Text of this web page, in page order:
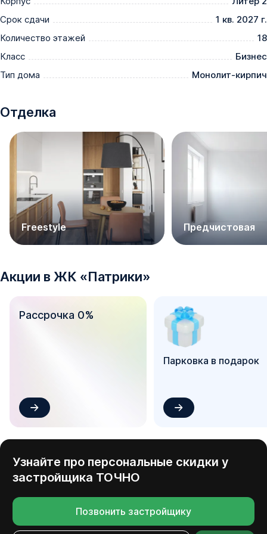
стройматериалов, рабочих и цементной пыли, а по
перфоратора.
Срок сдачи
1 кв. 2027 г.
Количество этажей
18
Класс
Бизнес
Тип дома
Монолит-кирпич
Отделка
Freestyle Предчистовая
Акции в ЖК «Патрики»
Рассрочка 0%
Парковка в подарок
Узнайте про персональные скидки у
застройщика ТОЧНО
Позвонить застройщику